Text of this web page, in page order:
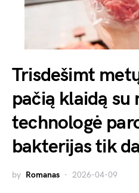
Trisdešimt
pačią klaidą su
technologė
bakterijas tik
by Romanas 2026-04-09